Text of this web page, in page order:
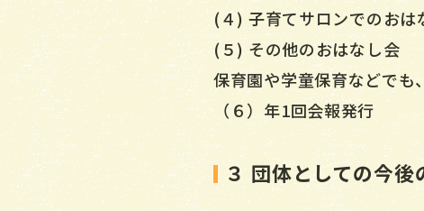
(４) 子育てサロンでのおは
(５) その他のおはなし会
保育園や学童保育などでも
（６）年1回会報発行
３ 団体としての今後